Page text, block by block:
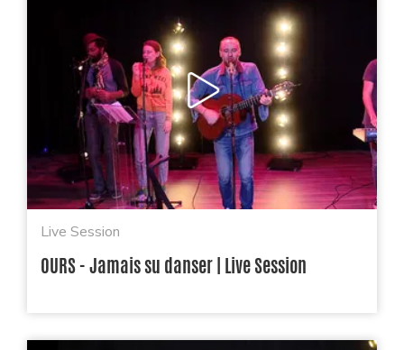
Live Session
OURS - Jamais su danser | Live Session